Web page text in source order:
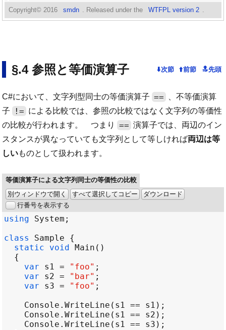
Copyright© 2016 smdn . Released under the WTFPL version 2
参照と等価演算子
C#において、文字列型同士の等価演算子 ==
、不等価演算
子
!= による比較では、参照の比較ではなく文字列の等価性
の比較が行われます。 つまり
== 演算子では、両辺のイン
スタンスが異なっていても文字列として等しければ両辺は等
しいものとして扱われます。
等価演算子による文字列同士の等価性の比較
別ウィンドウで開く
すべて選択してコピー
ダウンロード
行番号を表示する
using System
class
Sample
static
void Main
var
s1 = "foo"
var
s2 = "bar"
var
s3 = "foo"
Console . WriteLine ( s1 == s1
Console . WriteLine ( s1 == s2
Console . WriteLine ( s1 == s3